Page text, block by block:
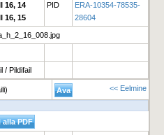
16, 14
16, 15
PID
ERA-10354-78535-
28604
/ Pildifail
<< Eelmine